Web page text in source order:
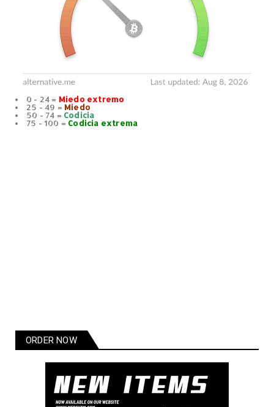
0 - 24 = Miedo extremo
25 - 49 = Miedo
50 - 74 = Codicia
75 - 100 = Codicia extrema
ORDER NOW